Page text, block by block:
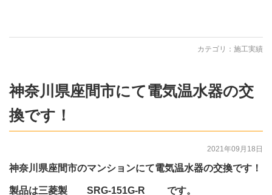
カテゴリ： 施工実績
神奈川県座間市にて電気温水器の交
換です！
2021年09月18日
神奈川県座間市のマンションにて電気温水器の交換です！
製品は三菱製 SRG-151G-R です。